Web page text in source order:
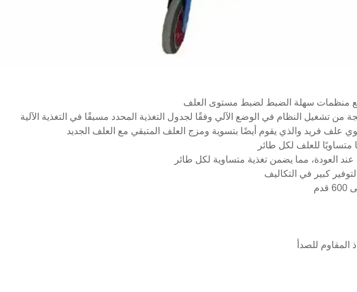
مع منظمات سهلة الضبط لضبط مستوى العلف
من تشغيل النظام في الوضع الآلي وفقًا لجدول التغذية المحدد مسبقًا في التغذية الآلية
علف فريد والذي يقوم أيضًا بتسوية ومزج العلف المتبقي مع العلف الجديد
متساويًا للعلف لكل طائر
العودة، مما يضمن تغذية متساوية لكل طائر
كبير في التكاليف
المقاوم للصدأ